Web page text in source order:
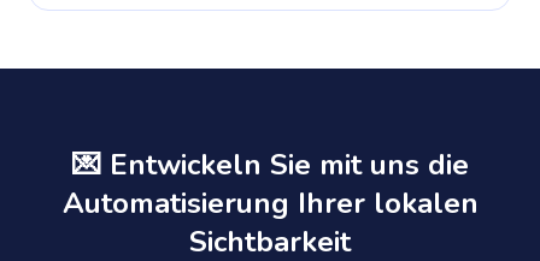
💌 Entwickeln Sie mit uns die
Automatisierung Ihrer lokalen
Sichtbarkeit